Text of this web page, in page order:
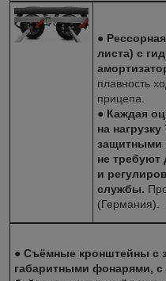
●
листа) с
плавность
прицепа.
● Каждая
на
защитными
не требуют
и
службы.
(Германия).
● Съёмные кронштейны с
габаритными фонарями, с